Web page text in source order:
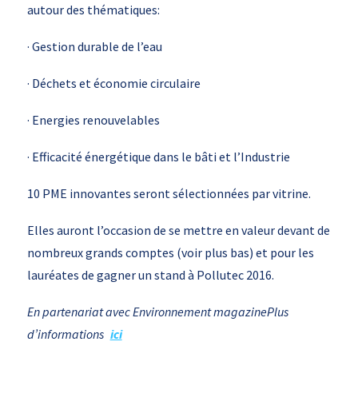
autour des thématiques:
· Gestion durable de l’eau
· Déchets et économie circulaire
· Energies renouvelables
· Efficacité énergétique dans le bâti et l’Industrie
10 PME innovantes seront sélectionnées par vitrine.
Elles auront l’occasion de se mettre en valeur devant de
nombreux grands comptes (voir plus bas) et pour les
lauréates de gagner un stand à Pollutec 2016.
En partenariat avec Environnement magazinePlus
d’informations ici